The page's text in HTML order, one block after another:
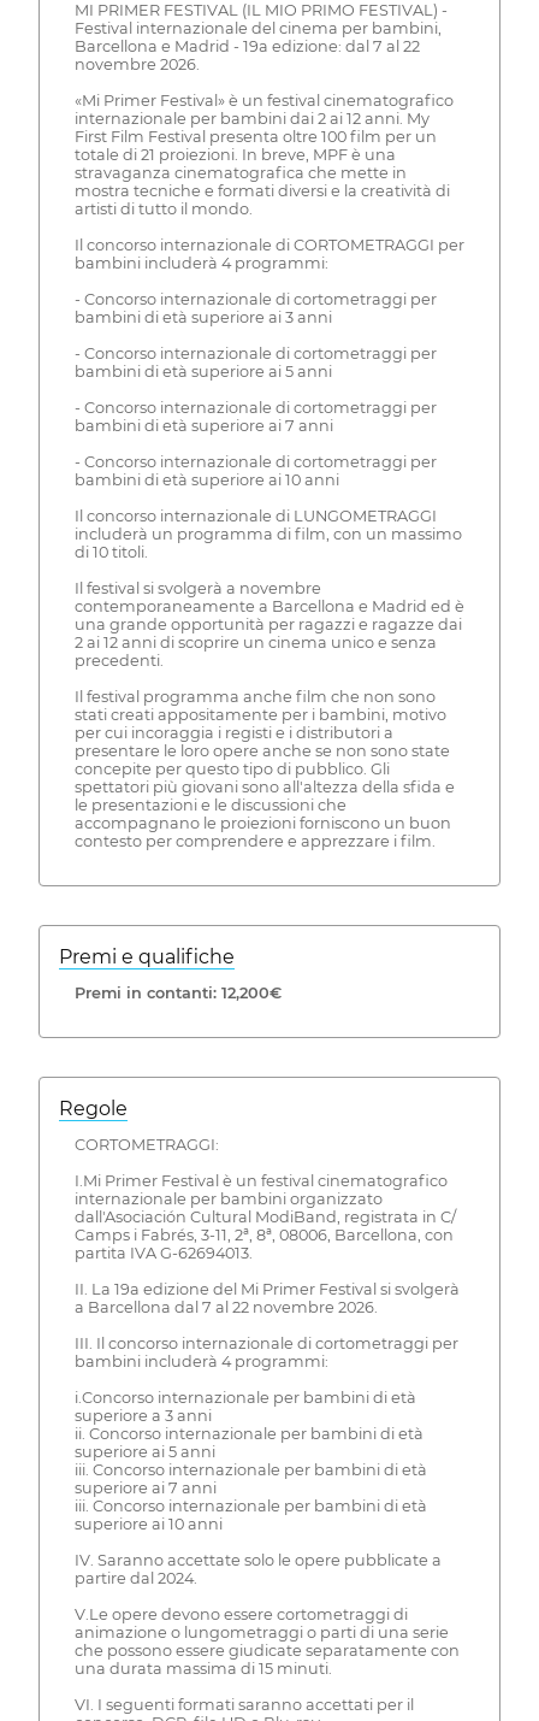
MI PRIMER FESTIVAL (IL MIO PRIMO FESTIVAL) -
Festival internazionale del cinema per bambini,
Barcellona e Madrid - 19a edizione: dal 7 al 22
novembre 2026.
«Mi Primer Festival» è un festival cinematografico
internazionale per bambini dai 2 ai 12 anni. My
First Film Festival presenta oltre 100 film per un
totale di 21 proiezioni. In breve, MPF è una
stravaganza cinematografica che mette in
mostra tecniche e formati diversi e la creatività di
artisti di tutto il mondo.
Il concorso internazionale di CORTOMETRAGGI per
bambini includerà 4 programmi:
- Concorso internazionale di cortometraggi per
bambini di età superiore ai 3 anni
- Concorso internazionale di cortometraggi per
bambini di età superiore ai 5 anni
- Concorso internazionale di cortometraggi per
bambini di età superiore ai 7 anni
- Concorso internazionale di cortometraggi per
bambini di età superiore ai 10 anni
Il concorso internazionale di LUNGOMETRAGGI
includerà un programma di film, con un massimo
di 10 titoli.
Il festival si svolgerà a novembre
contemporaneamente a Barcellona e Madrid ed è
una grande opportunità per ragazzi e ragazze dai
2 ai 12 anni di scoprire un cinema unico e senza
precedenti.
Il festival programma anche film che non sono
stati creati appositamente per i bambini, motivo
per cui incoraggia i registi e i distributori a
presentare le loro opere anche se non sono state
concepite per questo tipo di pubblico. Gli
spettatori più giovani sono all'altezza della sfida e
le presentazioni e le discussioni che
accompagnano le proiezioni forniscono un buon
contesto per comprendere e apprezzare i film.
Premi e qualifiche
Premi in contanti: 12,200€
Regole
CORTOMETRAGGI:
I.Mi Primer Festival è un festival cinematografico
internazionale per bambini organizzato
dall'Asociación Cultural ModiBand, registrata in C/
Camps i Fabrés, 3-11, 2ª, 8ª, 08006, Barcellona, con
partita IVA G-62694013.
II. La 19a edizione del Mi Primer Festival si svolgerà
a Barcellona dal 7 al 22 novembre 2026.
III. Il concorso internazionale di cortometraggi per
bambini includerà 4 programmi:
i.Concorso internazionale per bambini di età
superiore a 3 anni
ii. Concorso internazionale per bambini di età
superiore ai 5 anni
iii. Concorso internazionale per bambini di età
superiore ai 7 anni
iii. Concorso internazionale per bambini di età
superiore ai 10 anni
IV. Saranno accettate solo le opere pubblicate a
partire dal 2024.
V.Le opere devono essere cortometraggi di
animazione o lungometraggi o parti di una serie
che possono essere giudicate separatamente con
una durata massima di 15 minuti.
VI. I seguenti formati saranno accettati per il